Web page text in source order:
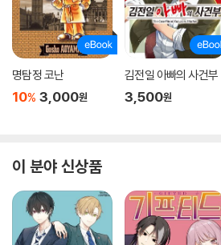
명탐정 코난
10% 3,000원
김전일 아빠의 사건부
3,500원
이 분야 신상품